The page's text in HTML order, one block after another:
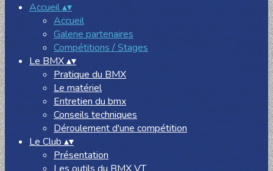
Accueil▴▾
Accueil
Galerie partenaires
Compétitions / Stages
Le BMX▴▾
Pratique du BMX
Le matériel
Entretien du bmx
Conseils techniques
Déroulement d'une compétition
Le Club▴▾
Présentation